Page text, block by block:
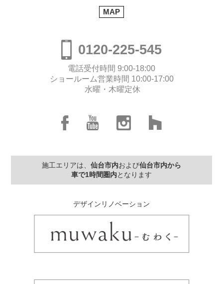
MAP
0120-225-545
電話受付時間 9:00-18:00
ショールーム営業時間 10:00-17:00
水曜・木曜定休
施工エリアは、 仙台市内および仙台市内から
車で1時間圏内となります
デザインリノベーション